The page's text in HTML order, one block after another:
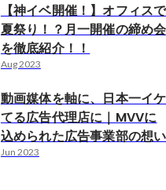
【神イベ開催！】オフィスで
夏祭り！？月一開催の締め会
を徹底紹介！！
Aug 2023
動画媒体を軸に、日本一イケ
てる広告代理店に｜MVVに
込められた広告事業部の想い
Jun 2023